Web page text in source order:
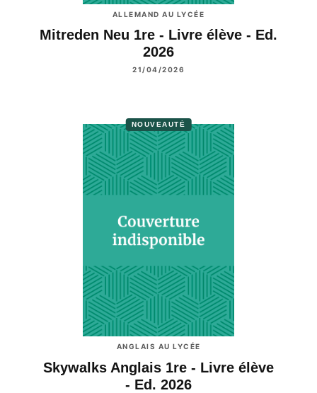
ALLEMAND AU LYCÉE
Mitreden Neu 1re - Livre élève - Ed.
2026
21/04/2026
NOUVEAUTÉ
ANGLAIS AU LYCÉE
Skywalks Anglais 1re - Livre élève
- Ed. 2026